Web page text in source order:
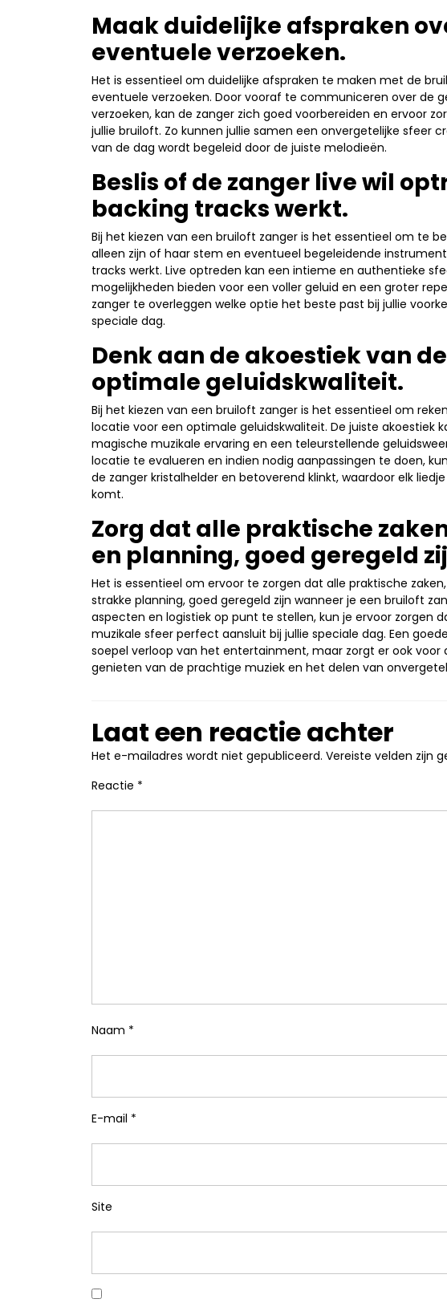
Maak duidelijke afspraken
eventuele verzoeken.
Het is essentieel om duidelijke afspraken te maken met de
eventuele verzoeken. Door vooraf te communiceren over de
verzoeken, kan de zanger zich goed voorbereiden en ervoor
jullie bruiloft. Zo kunnen jullie samen een onvergetelijke sfeer
van de dag wordt begeleid door de juiste melodieën.
Beslis of de zanger live wil
backing tracks werkt.
Bij het kiezen van een bruiloft zanger is het essentieel om te
alleen zijn of haar stem en eventueel begeleidende
tracks werkt. Live optreden kan een intieme en authentieke
mogelijkheden bieden voor een voller geluid en een groter
zanger te overleggen welke optie het beste past bij jullie
speciale dag.
Denk aan de akoestiek van
optimale geluidskwaliteit.
Bij het kiezen van een bruiloft zanger is het essentieel om
locatie voor een optimale geluidskwaliteit. De juiste akoestiek
magische muzikale ervaring en een teleurstellende
locatie te evalueren en indien nodig aanpassingen te doen,
de zanger kristalhelder en betoverend klinkt, waardoor elk
komt.
Zorg dat alle praktische
en planning, goed geregeld
Het is essentieel om ervoor te zorgen dat alle praktische
strakke planning, goed geregeld zijn wanneer je een bruiloft
aspecten en logistiek op punt te stellen, kun je ervoor zorgen
muzikale sfeer perfect aansluit bij jullie speciale dag. Een
soepel verloop van het entertainment, maar zorgt er ook
genieten van de prachtige muziek en het delen van
Laat een reactie achter
Het e-mailadres wordt niet gepubliceerd. Vereiste velden zijn
Reactie *
Naam *
E-mail *
Site